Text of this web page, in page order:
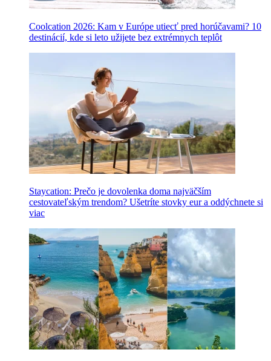
Coolcation 2026: Kam v Európe utiecť pred horúčavami? 10
destinácií, kde si leto užijete bez extrémnych teplôt
Staycation: Prečo je dovolenka doma najväčším
cestovateľským trendom? Ušetríte stovky eur a oddýchnete si
viac